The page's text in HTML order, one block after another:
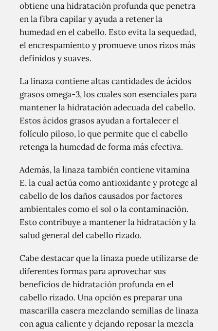
obtiene una hidratación profunda que penetra
en la fibra capilar y ayuda a retener la
humedad en el cabello. Esto evita la sequedad,
el encrespamiento y promueve unos rizos más
definidos y suaves.
La linaza contiene altas cantidades de ácidos
grasos omega-3, los cuales son esenciales para
mantener la hidratación adecuada del cabello.
Estos ácidos grasos ayudan a fortalecer el
folículo piloso, lo que permite que el cabello
retenga la humedad de forma más efectiva.
Además, la linaza también contiene vitamina
E, la cual actúa como antioxidante y protege al
cabello de los daños causados por factores
ambientales como el sol o la contaminación.
Esto contribuye a mantener la hidratación y la
salud general del cabello rizado.
Cabe destacar que la linaza puede utilizarse de
diferentes formas para aprovechar sus
beneficios de hidratación profunda en el
cabello rizado. Una opción es preparar una
mascarilla casera mezclando semillas de linaza
con agua caliente y dejando reposar la mezcla